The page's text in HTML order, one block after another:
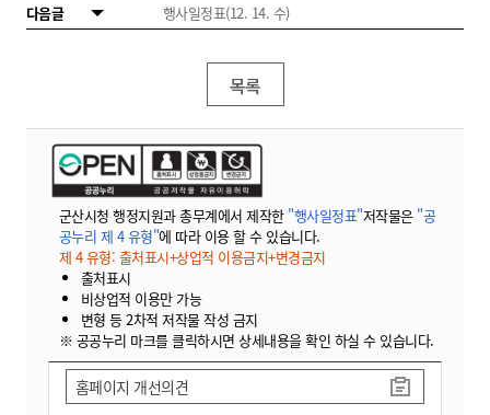
다음글
행사일정표(12. 14. 수)
목록
군산시청 행정지원과 총무계에서 제작한 "행사일정표"저작물은 "공
공누리 제 4 유형"에 따라 이용 할 수 있습니다.
제 4 유형: 출처표시+상업적 이용금지+변경금지
출처표시
비상업적 이용만 가능
변형 등 2차적 저작물 작성 금지
※ 공공누리 마크를 클릭하시면 상세내용을 확인 하실 수 있습니다.
홈페이지 개선의견